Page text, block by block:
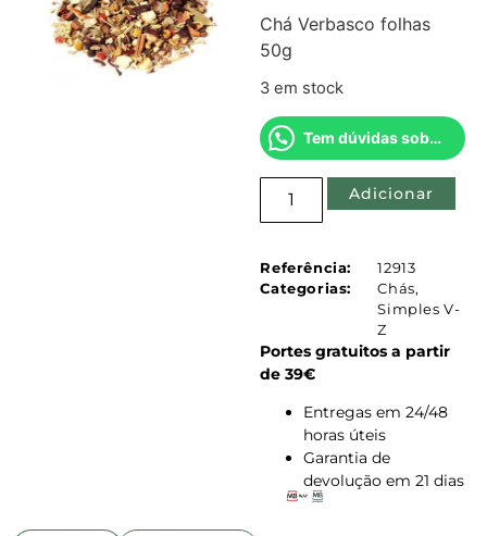
Chá Verbasco folhas
50g
3 em stock
Tem dúvidas sobre este produto?
Adicionar
Referência:
12913
Categorias:
Chás,
Simples V-
Z
Portes gratuitos a partir
de 39€
Entregas em 24/48
horas úteis
Garantia de
devolução em 21 dias